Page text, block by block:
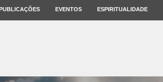
EVENTOS ESPIRITUALIDADE